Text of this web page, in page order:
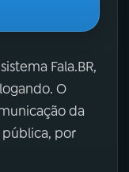
Fala.BR,
O
da
por